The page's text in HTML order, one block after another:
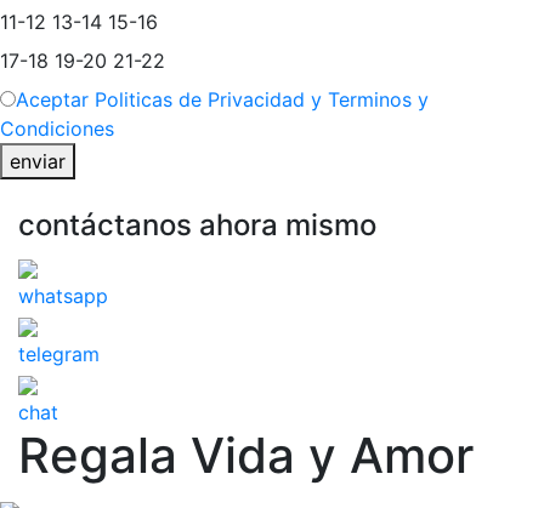
11-12 13-14 15-16
17-18 19-20 21-22
Aceptar Politicas de Privacidad y Terminos y
Condiciones
enviar
contáctanos ahora mismo
whatsapp
telegram
chat
Regala Vida y Amor